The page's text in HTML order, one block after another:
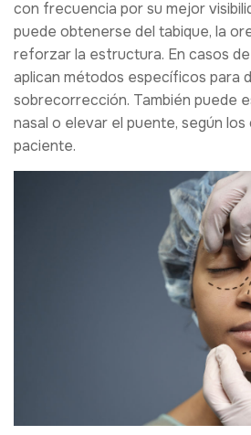
con frecuencia por su mejor
puede obtenerse del tabique, la
reforzar la estructura. En casos
aplican métodos específicos para
sobrecorrección. También puede
nasal o elevar el puente, según
paciente.